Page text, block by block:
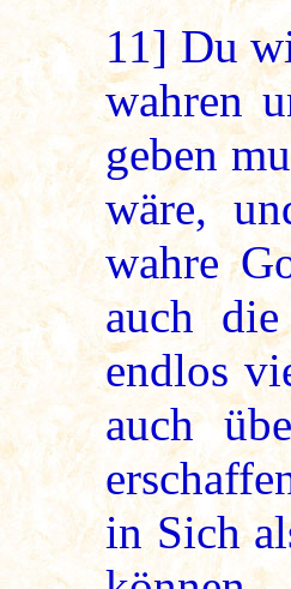
11] Du
wahren
geben
wäre,
wahre
auch
endlos
auch
in Sich